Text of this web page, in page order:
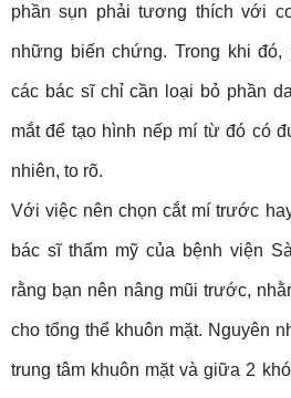
phần sụn phải tương thích với
những biến chứng. Trong khi
các bác sĩ chỉ cần loại bỏ phần
mắt để tạo hình nếp mí từ đó có
nhiên, to rõ.
Với việc nên chọn cắt mí trước
bác sĩ thẩm mỹ của bệnh viện
rằng bạn nên nâng mũi trước,
cho tổng thể khuôn mặt. Nguyên
trung tâm khuôn mặt và giữa 2